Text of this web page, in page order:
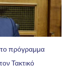
το πρόγραμμα
Τακτικό